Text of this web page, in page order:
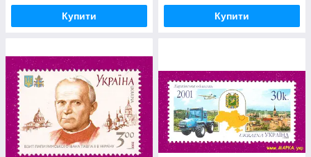
Купити Купити